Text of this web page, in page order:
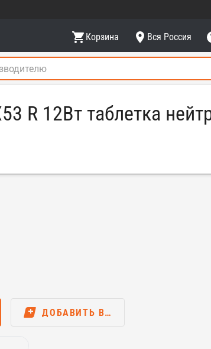
Корзина Вся Россия
R 12Вт таблетка
ДОБАВИТЬ В…